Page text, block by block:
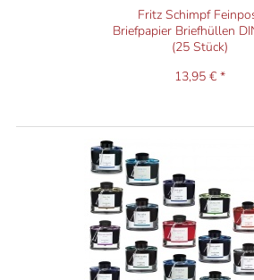
Fritz Schimpf
Briefpapier Briefhüllen
(25 Stück)
13,95 € *